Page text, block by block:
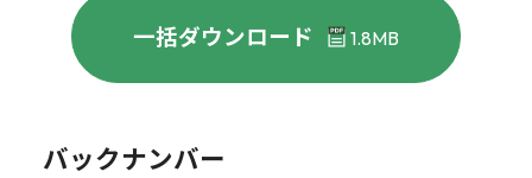
一括ダウンロード 1.8MB
バックナンバー